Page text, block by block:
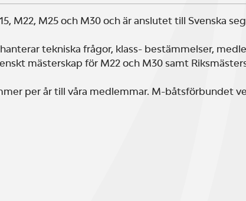
M22, M25 och M30 och är anslutet till Svenska
tekniska frågor, klass- bestämmelser,
mästerskap för M22 och M30 samt
per år till våra medlemmar. M-båtsförbundet